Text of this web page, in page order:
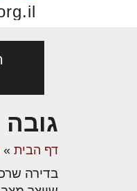
דף הבית »